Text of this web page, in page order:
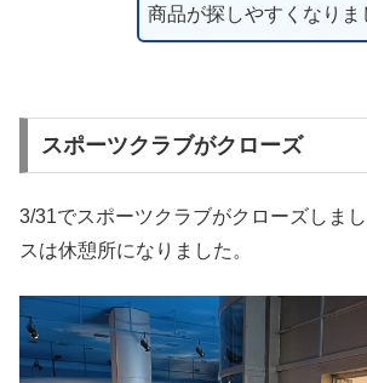
商品が探しやすくなりま
スポーツクラブがクローズ
3/31でスポーツクラブがクローズしま
スは休憩所になりました。